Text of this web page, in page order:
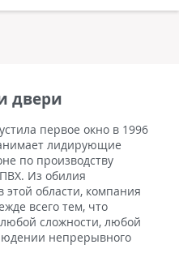
двери
первое окно в 1996
лидирующие
по производству
Из обилия
области, компания
всего тем, что
сложности, любой
непрерывного